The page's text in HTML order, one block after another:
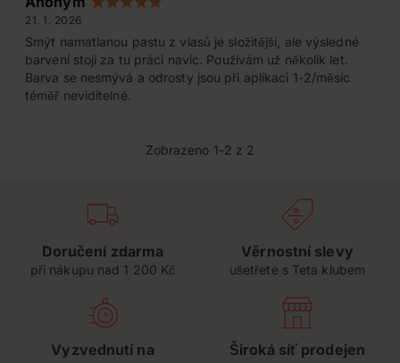
21. 1. 2026
Smýt namatlanou pastu z vlasů je složitější, ale výsledné
barvení stojí za tu práci navíc. Používám už několik let.
Barva se nesmývá a odrosty jsou při aplikaci 1-2/měsíc
téměř neviditelné.
Zobrazeno 1-2 z 2
Doručení zdarma
při nákupu nad 1 200 Kč
Věrnostní slevy
ušetřete s Teta klubem
Vyzvednutí na
Široká síť prodejen